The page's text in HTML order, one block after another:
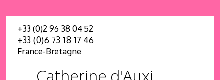
+33 (0)2 96 38 04 52
+33 (0)6 73 18 17 46
France-Bretagne
Catherine d'Auxi